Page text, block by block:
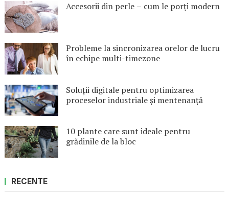
Accesorii din perle – cum le porți modern
Probleme la sincronizarea orelor de lucru
în echipe multi-timezone
Soluții digitale pentru optimizarea
proceselor industriale și mentenanță
10 plante care sunt ideale pentru
grădinile de la bloc
RECENTE